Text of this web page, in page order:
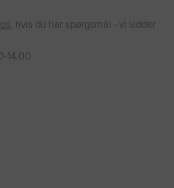
, hvis du har spørgsmål - vi sidder
14.00.